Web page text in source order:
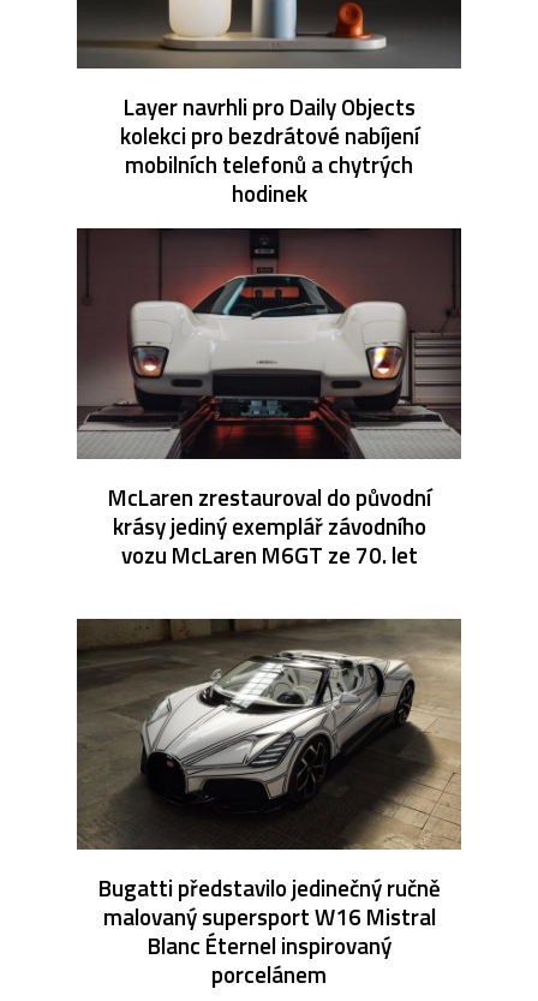
Layer navrhli pro Daily Objects
kolekci pro bezdrátové nabíjení
mobilních telefonů a chytrých
hodinek
McLaren zrestauroval do původní
krásy jediný exemplář závodního
vozu McLaren M6GT ze 70. let
Bugatti představilo jedinečný ručně
malovaný supersport W16 Mistral
Blanc Éternel inspirovaný
porcelánem